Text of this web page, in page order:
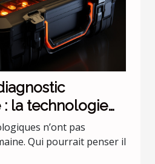
la technologie
n’ont pas
Qui pourrait penser il